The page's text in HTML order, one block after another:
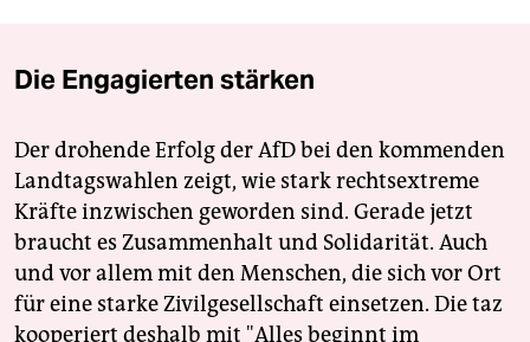
Die Engagierten stärken
Der drohende Erfolg der AfD bei den kommenden
Landtagswahlen zeigt, wie stark rechtsextreme
Kräfte inzwischen geworden sind. Gerade jetzt
braucht es Zusammenhalt und Solidarität. Auch
und vor allem mit den Menschen, die sich vor Ort
für eine starke Zivilgesellschaft einsetzen. Die taz
kooperiert deshalb mit "Alles beginnt im